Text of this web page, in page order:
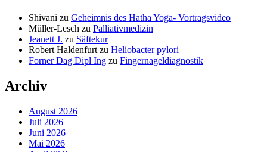
Shivani zu Geheimnis des Hatha Yoga- Vortragsvideo
Müller-Lesch zu Palliativmedizin
Jeanett J. zu Säftekur
Robert Haldenfurt zu Heliobacter pylori
Forner Dag Dipl Ing zu Fingernageldiagnostik
Archiv
August 2026
Juli 2026
Juni 2026
Mai 2026